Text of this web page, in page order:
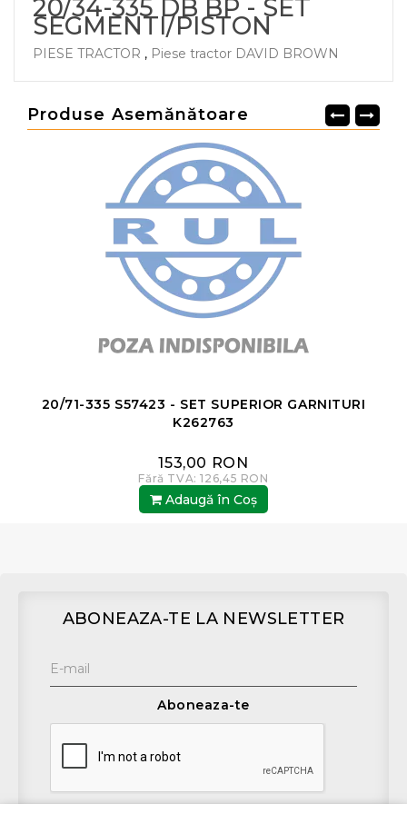
20/34-335 DB BP - SET
SEGMENTI/PISTON
PIESE TRACTOR , Piese tractor DAVID BROWN
Produse Asemănătoare
20/71-335 S57423 - SET SUPERIOR GARNITURI
K262763
153,00 RON
Fără TVA: 126,45 RON
Adaugă în Coş
ABONEAZA-TE LA NEWSLETTER
Aboneaza-te